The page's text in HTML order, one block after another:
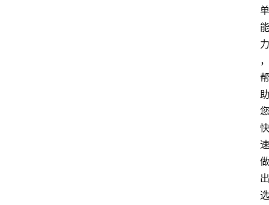
单
能
力
，
帮
助
您
快
速
做
出
选